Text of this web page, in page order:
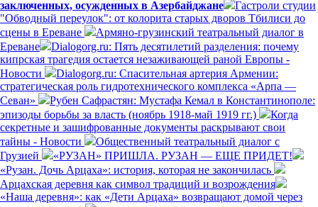
заключенных, осужденных в Азербайджане
Гастроли студии
"Обводный переулок": от колорита старых дворов Тбилиси до
сцены в Ереване
Армяно-грузинский театральный диалог в
Ереване
Dialogorg.ru: Пять десятилетий разделения: почему
кипрская трагедия остается незаживающей раной Европы -
Новости
Dialogorg.ru: Спасительная артерия Армении:
стратегическая роль гидротехнического комплекса «Арпа —
Севан»
Рубен Сафрастян: Мустафа Кемал в Константинополе:
эпизоды борьбы за власть (ноябрь 1918-май 1919 гг.)
Когда
секретные и зашифрованные документы раскрывают свои
тайны - Новости
Общественный театральный диалог с
Грузией
«РУЗАН» ПРИШЛА. РУЗАН — ЕЩЕ ПРИДЕТ!
«Рузан. Дочь Арцаха»: история, которая не закончилась
Арцахская деревня как символ традиций и возрождения
«Наша деревня»: как «Дети Арцаха» возвращают домой через